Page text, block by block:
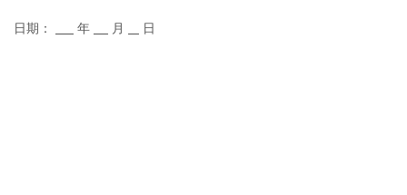
日期： 年 月 日